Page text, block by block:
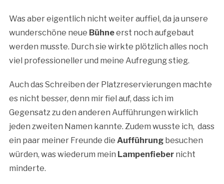
Was aber eigentlich nicht weiter auffiel, da ja unsere
wunderschöne neue Bühneerst noch aufgebaut
werden musste. Durch sie wirkte plötzlich alles noch
viel professioneller und meine Aufregung stieg.
Auch das Schreiben der Platzreservierungen machte
es nicht besser, denn mir fiel auf, dass ich im
Gegensatz zu den anderen Aufführungen wirklich
jeden zweiten Namen kannte. Zudem wusste ich, dass
ein paar meiner Freunde die Aufführung besuchen
würden, was wiederum mein Lampenfieber nicht
minderte.